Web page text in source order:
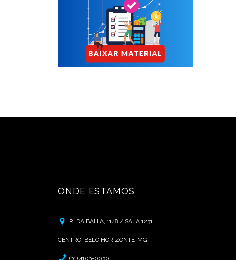
ONDE ESTAMOS
R. DA BAHIA, 1148 / SALA 1231
CENTRO, BELO HORIZONTE-MG
(31) 4103-0030